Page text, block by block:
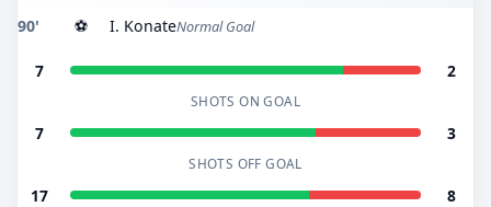
90' ⚽ I. KonateNormal Goal
7 2
SHOTS ON GOAL
7 3
SHOTS OFF GOAL
17 8